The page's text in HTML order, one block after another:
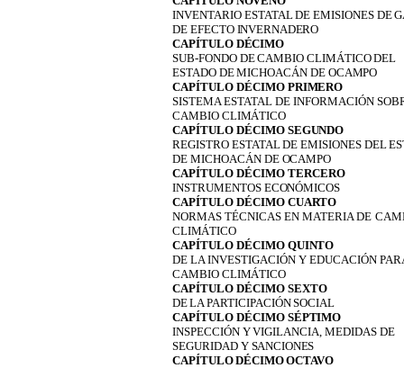
INVENTARIO ESTATALDE EMISIONES DE
DE EFECTO INVERNADERO
CAPÍTULO DÉCIMO
SUB-FONDO DECAMBIO CLIMÁTICODEL
ESTADO DEMICHOACÁN DE OCAMPO
CAPÍTULO DÉCIMO PRIMERO
SISTEMAESTATAL DE INFORMACIÓN
CAMBIO CLIMÁTICO
CAPÍTULO DÉCIMO SEGUNDO
REGISTRO ESTATALDE EMISIONES DEL
DE MICHOACÁN DE OCAMPO
CAPÍTULO DÉCIMO TERCERO
INSTRUMENTOS ECONÓMICOS
CAPÍTULO DÉCIMO CUARTO
NORMAS TÉCNICAS EN MATERIADE
CLIMÁTICO
CAPÍTULO DÉCIMO QUINTO
DE LAINVESTIGACIÓN Y EDUCACIÓN
CAMBIOCLIMÁTICO
CAPÍTULO DÉCIMO SEXTO
DELAPARTICIPACIÓNSOCIAL
CAPÍTULO DÉCIMO SÉPTIMO
INSPECCIÓN YVIGILANCIA, MEDIDAS DE
SEGURIDAD Y SANCIONES
CAPÍTULODÉCIMOOCTAVO